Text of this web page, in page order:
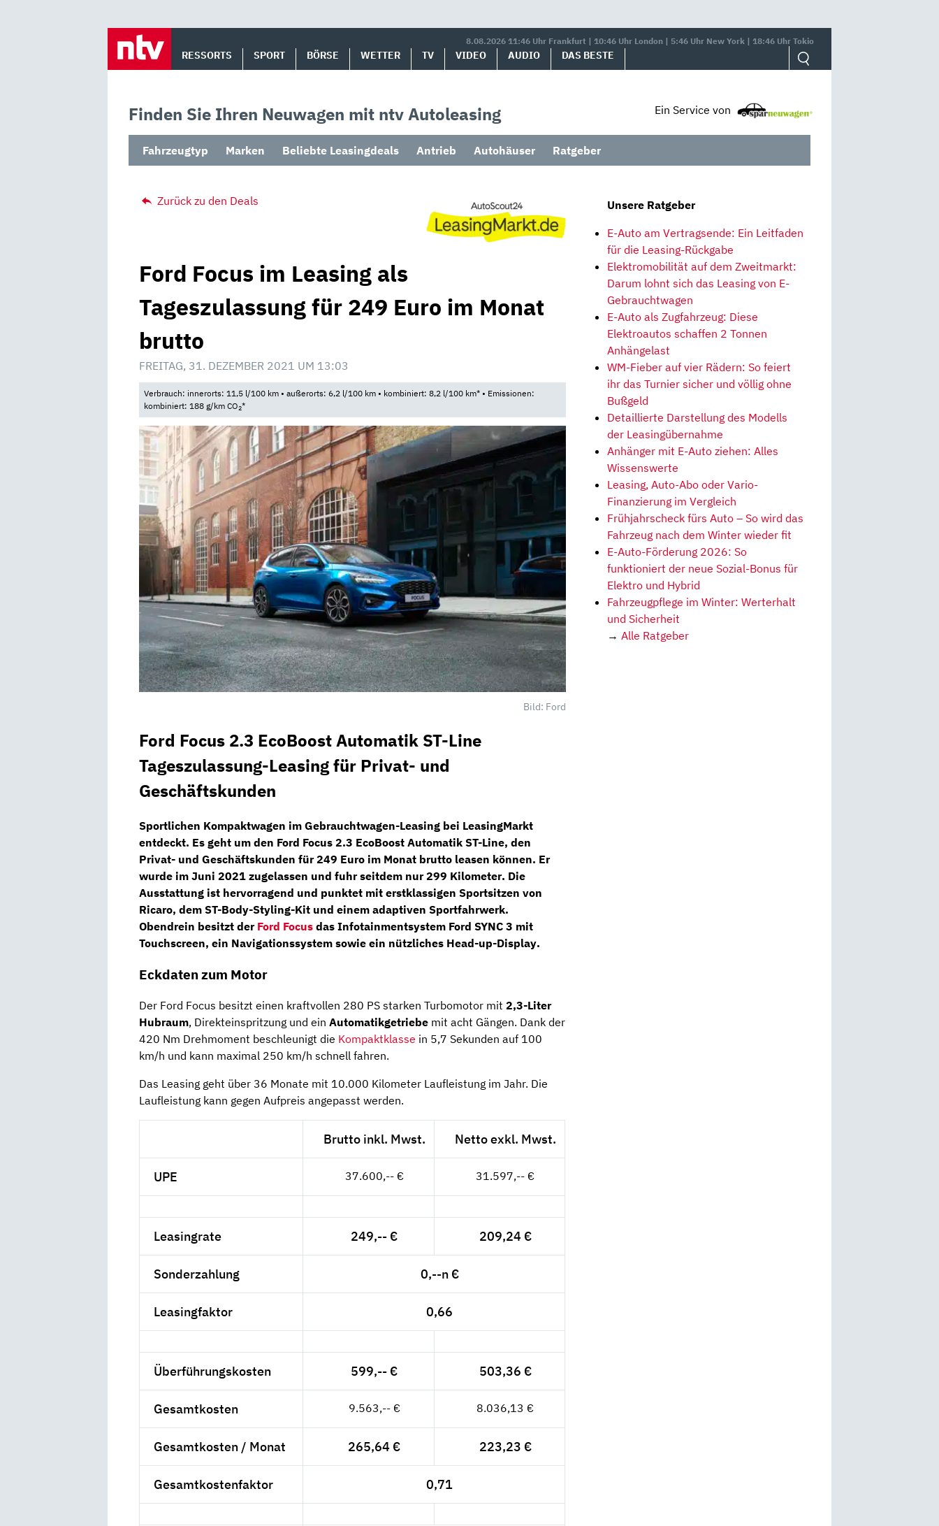
8.08.2026 11:46 Uhr Frankfurt | 10:46 Uhr London | 5:46 Uhr New York | 18:46 Uhr Tokio
RESSORTS SPORT BÖRSE WETTER TV VIDEO AUDIO DAS BESTE
Finden Sie Ihren Neuwagen mit ntv Autoleasing Ein Service von
Fahrzeugtyp Marken Beliebte Leasingdeals Antrieb Autohäuser Ratgeber
Zurück zu den Deals
Ford Focus im Leasing als
Tageszulassung für 249 Euro im Monat
brutto
FREITAG, 31. DEZEMBER 2021 UM 13:03
Verbrauch: innerorts: 11,5 l/100 km • außerorts: 6,2 l/100 km • kombiniert: 8,2 l/100 km* • Emissionen:
kombiniert: 188 g/km CO2*
Bild: Ford
Ford Focus 2.3 EcoBoost Automatik ST-Line
Tageszulassung-Leasing für Privat- und
Geschäftskunden
Sportlichen Kompaktwagen im Gebrauchtwagen-Leasing bei LeasingMarkt
entdeckt. Es geht um den Ford Focus 2.3 EcoBoost Automatik ST-Line, den
Privat- und Geschäftskunden für249 Euro im Monat brutto leasen können. Er
wurde im Juni 2021 zugelassen und fuhr seitdem nur299 Kilometer. Die
Ausstattung ist hervorragend und punktet mit erstklassigen Sportsitzen von
Ricaro, dem ST-Body-Styling-Kit und einem adaptiven Sportfahrwerk.
Obendrein besitzt der Ford Focus das Infotainmentsystem Ford SYNC 3 mit
Touchscreen, ein Navigationssystem sowie ein nützliches Head-up-Display.
Eckdaten zum Motor
Der Ford Focus besitzt einen kraftvollen 280 PS starken Turbomotor mit 2,3-Liter
Hubraum, Direkteinspritzung und ein Automatikgetriebe mit acht Gängen. Dank der
420 Nm Drehmoment beschleunigt die Kompaktklasse in 5,7 Sekunden auf 100
km/h und kann maximal 250 km/h schnell fahren.
Das Leasing geht über 36 Monate mit 10.000 Kilometer Laufleistung im Jahr. Die
Laufleistung kann gegen Aufpreis angepasst werden.
Brutto inkl. Mwst. Netto exkl. Mwst.
UPE 37.600,-- € 31.597,-- €
Leasingrate 249,-- € 209,24 €
Sonderzahlung 0,--n €
Leasingfaktor 0,66
Überführungskosten 599,-- € 503,36 €
Gesamtkosten 9.563,-- € 8.036,13 €
Gesamtkosten / Monat 265,64 € 223,23 €
Gesamtkostenfaktor 0,71
Unsere Ratgeber
E-Auto am Vertragsende: Ein Leitfaden
für die Leasing-Rückgabe
Elektromobilität auf dem Zweitmarkt:
Darum lohnt sich das Leasing von E-
Gebrauchtwagen
E-Auto als Zugfahrzeug: Diese
Elektroautos schaffen 2 Tonnen
Anhängelast
WM-Fieber auf vier Rädern: So feiert
ihr das Turnier sicher und völlig ohne
Bußgeld
Detaillierte Darstellung des Modells
der Leasingübernahme
Anhänger mit E-Auto ziehen: Alles
Wissenswerte
Leasing, Auto-Abo oder Vario-
Finanzierung im Vergleich
Frühjahrscheck fürs Auto – So wird das
Fahrzeug nach dem Winter wieder fit
E-Auto-Förderung 2026: So
funktioniert der neue Sozial-Bonus für
Elektro und Hybrid
Fahrzeugpflege im Winter: Werterhalt
und Sicherheit
→ Alle Ratgeber